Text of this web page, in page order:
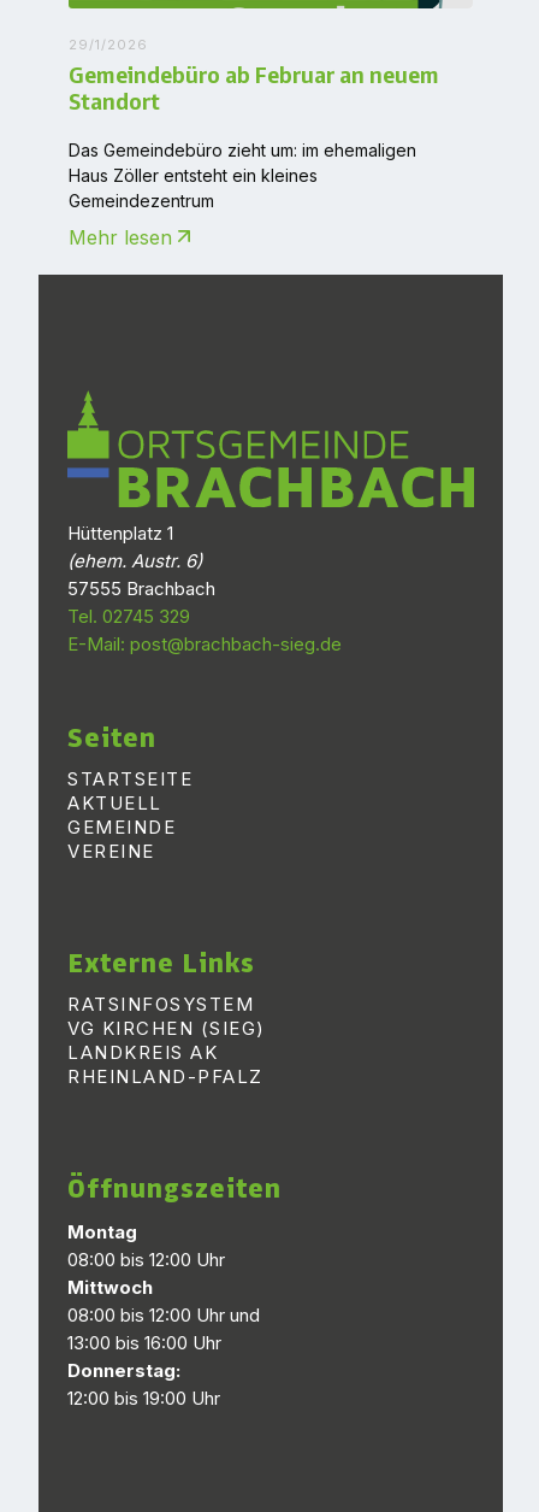
29/1/2026
Gemeindebüro ab Februar an neuem
Standort
Das Gemeindebüro zieht um: im ehemaligen
Haus Zöller entsteht ein kleines
Gemeindezentrum
Mehr lesen
Hüttenplatz 1
(ehem. Austr. 6)
57555 Brachbach
Tel. 02745 329
E-Mail: post@brachbach-sieg.de
Seiten
STARTSEITE
AKTUELL
GEMEINDE
VEREINE
Externe Links
RATSINFOSYSTEM
VG KIRCHEN (SIEG)
LANDKREIS AK
RHEINLAND-PFALZ
Öffnungszeiten
Montag
08:00 bis 12:00 Uhr
Mittwoch
08:00 bis 12:00 Uhr und
13:00 bis 16:00 Uhr
Donnerstag:
12:00 bis 19:00 Uhr